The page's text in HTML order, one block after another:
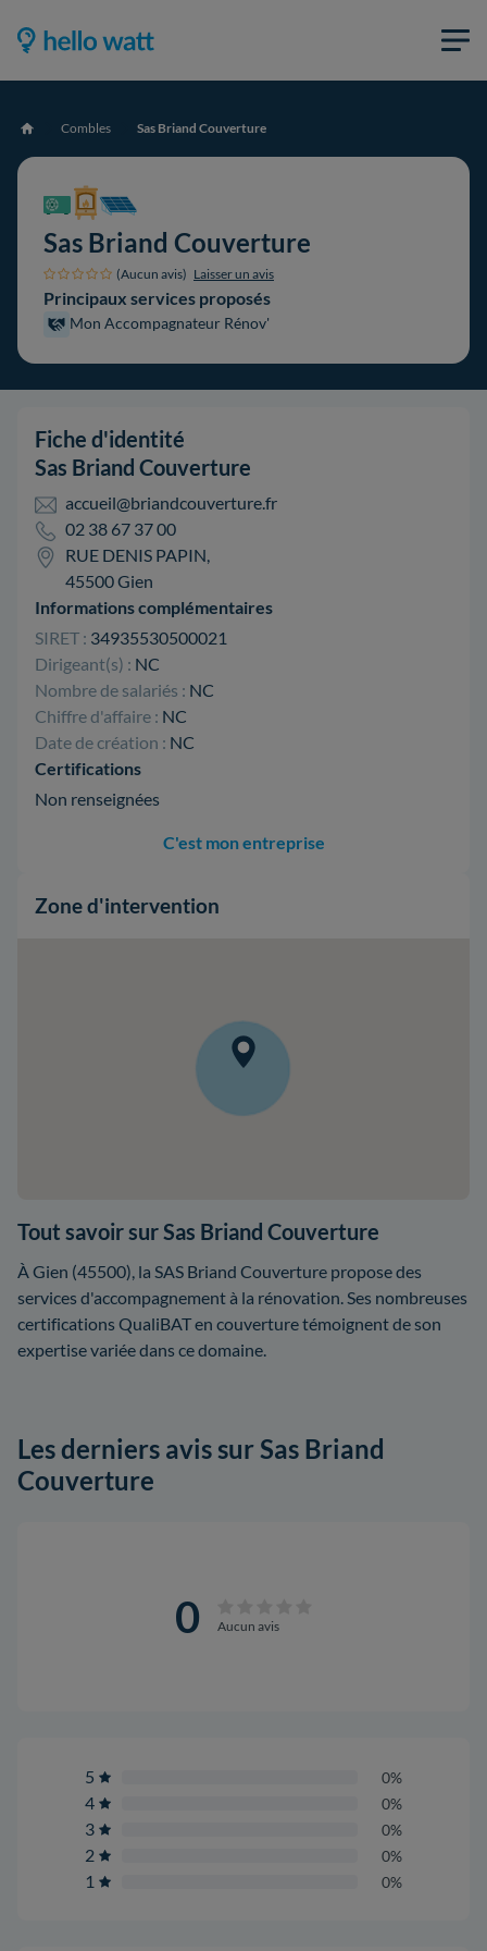
Accueil Combles Sas Briand Couverture
Sas Briand Couverture
(Aucun avis) Laisser un avis
Principaux services proposés
Mon Accompagnateur Rénov'
Fiche d'identité
Sas Briand Couverture
accueil@briandcouverture.fr
02 38 67 37 00
RUE DENIS PAPIN,
45500 Gien
Informations complémentaires
SIRET : 34935530500021
Dirigeant(s) : NC
Nombre de salariés : NC
Chiffre d'affaire : NC
Date de création : NC
Certifications
Non renseignées
C'est mon entreprise
Zone d'intervention
Tout savoir sur Sas Briand Couverture
À Gien (45500), la SAS Briand Couverture propose des
services d'accompagnement à la rénovation. Ses nombreuses
certifications QualiBAT en couverture témoignent de son
expertise variée dans ce domaine.
Les derniers avis sur Sas Briand
Couverture
0 Aucun avis
5 0%
4 0%
3 0%
2 0%
1 0%